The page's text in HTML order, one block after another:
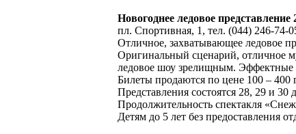
Новогоднее ледовое
пл. Спортивная, 1, тел. (044) 246-74-
Отличное, захватывающее ледовое
Оригинальный сценарий, отличное
ледовое шоу зрелищным. Эффектные
Билеты продаются по цене 100 – 400
Представления состоятся 28, 29 и 30
Продолжительность спектакля
Детям до 5 лет без предоставления